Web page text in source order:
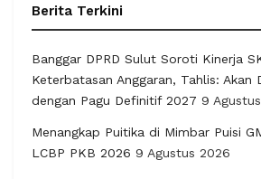
Berita Terkini
Banggar DPRD Sulut Soroti Kinerja
Keterbatasan Anggaran, Tahlis: Akan
dengan Pagu Definitif 2027 9
Menangkap Puitika di Mimbar Puisi
LCBP PKB 2026 9 Agustus 2026